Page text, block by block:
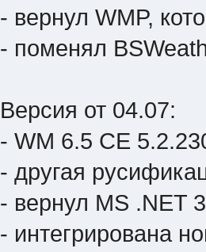
- вернул WMP,
- поменял
Версия от 04.07:
- WM 6.5 CE
- другая
- вернул MS .NET
- интегрирована